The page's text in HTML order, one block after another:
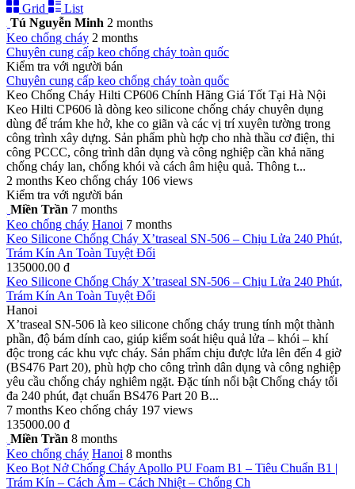
Grid
List
Tú Nguyễn Minh 2 months
Keo chống cháy 2 months
Chuyên cung cấp keo chống cháy toàn quốc
Kiểm tra với người bán
Chuyên cung cấp keo chống cháy toàn quốc
Keo Chống Cháy Hilti CP606 Chính Hãng Giá Tốt Tại Hà Nội
Keo Hilti CP606 là dòng keo silicone chống cháy chuyên dụng
dùng để trám khe hở, khe co giãn và các vị trí xuyên tường trong
công trình xây dựng. Sản phẩm phù hợp cho nhà thầu cơ điện, thi
công PCCC, công trình dân dụng và công nghiệp cần khả năng
chống cháy lan, chống khói và cách âm hiệu quả. Thông t...
2 months Keo chống cháy 106 views
Kiểm tra với người bán
Miền Trần 7 months
Keo chống cháy Hanoi 7 months
Keo Silicone Chống Cháy X’traseal SN-506 – Chịu Lửa 240 Phút,
Trám Kín An Toàn Tuyệt Đối
135000.00 đ
Keo Silicone Chống Cháy X’traseal SN-506 – Chịu Lửa 240 Phút,
Trám Kín An Toàn Tuyệt Đối
Hanoi
X’traseal SN-506 là keo silicone chống cháy trung tính một thành
phần, độ bám dính cao, giúp kiểm soát hiệu quả lửa – khói – khí
độc trong các khu vực cháy. Sản phẩm chịu được lửa lên đến 4 giờ
(BS476 Part 20), phù hợp cho công trình dân dụng và công nghiệp
yêu cầu chống cháy nghiêm ngặt. Đặc tính nổi bật Chống cháy tối
đa 240 phút, đạt chuẩn BS476 Part 20 B...
7 months Keo chống cháy 197 views
135000.00 đ
Miền Trần 8 months
Keo chống cháy Hanoi 8 months
Keo Bọt Nở Chống Cháy Apollo PU Foam B1 – Tiêu Chuẩn B1 |
Trám Kín – Cách Âm – Cách Nhiệt – Chống Ch